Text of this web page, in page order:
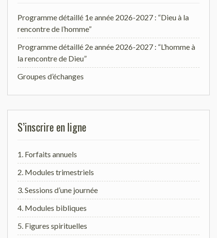
Programme détaillé 1e année 2026-2027 : “Dieu à la
rencontre de l’homme”
Programme détaillé 2e année 2026-2027 : “L’homme à
la rencontre de Dieu”
Groupes d’échanges
S’inscrire en ligne
1. Forfaits annuels
2. Modules trimestriels
3. Sessions d’une journée
4. Modules bibliques
5. Figures spirituelles